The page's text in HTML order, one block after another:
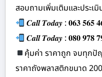
สอบถามเพิ่มเติมและประเมิ
𝑪𝒂𝒍𝒍 𝑻𝒐𝒅𝒂𝒚 : 𝟎𝟔𝟑 𝟓𝟔𝟓
𝑪𝒂𝒍𝒍 𝑻𝒐𝒅𝒂𝒚 : 𝟎𝟖𝟎 𝟗𝟕𝟖
คุ้มค่า ราคาถูก จบทุกปั
ราคาถังพลาสติกขนาด